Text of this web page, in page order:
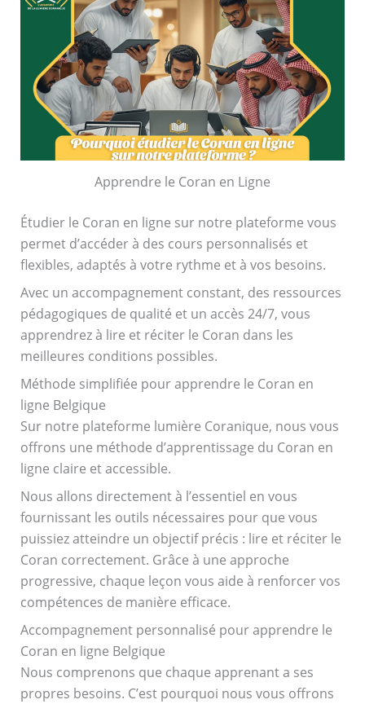
Apprendre le Coran en Ligne
Étudier le Coran en ligne sur notre plateforme vous
permet d’accéder à des cours personnalisés et
flexibles, adaptés à votre rythme et à vos besoins.
Avec un accompagnement constant, des ressources
pédagogiques de qualité et un accès 24/7, vous
apprendrez à lire et réciter le Coran dans les
meilleures conditions possibles.
Méthode simplifiée pour apprendre le Coran en
ligne Belgique
Sur notre plateforme lumière Coranique, nous vous
offrons une méthode d’apprentissage du Coran en
ligne claire et accessible.
Nous allons directement à l’essentiel en vous
fournissant les outils nécessaires pour que vous
puissiez atteindre un objectif précis : lire et réciter le
Coran correctement. Grâce à une approche
progressive, chaque leçon vous aide à renforcer vos
compétences de manière efficace.
Accompagnement personnalisé pour apprendre le
Coran en ligne Belgique
Nous comprenons que chaque apprenant a ses
propres besoins. C’est pourquoi nous vous offrons